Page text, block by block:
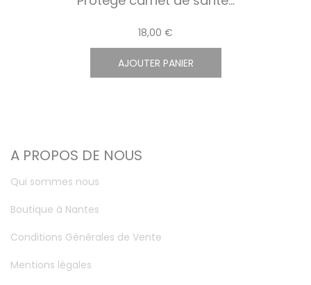
18,00 €
AJOUTER PANIER
A PROPOS DE NOUS
Qui sommes nous
Boutique à Nantes
Conditions Générales de Vente
Mentions légales